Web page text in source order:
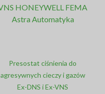
Presostat ciśnienia do
agresywnych cieczy i gazów
Ex-DNS i Ex-VNS